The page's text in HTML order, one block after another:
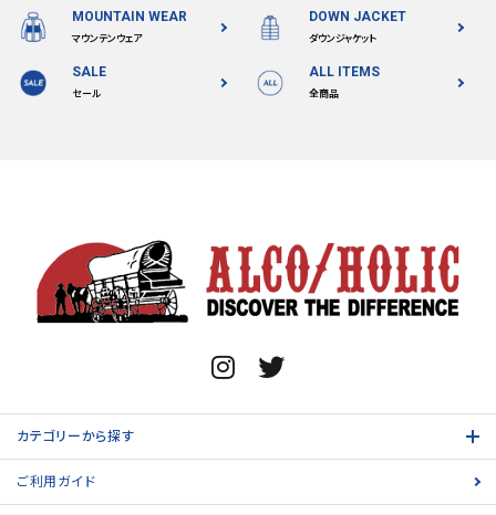
MOUNTAIN WEAR
マウンテンウェア
DOWN JACKET
ダウンジャケット
SALE
セール
ALL ITEMS
全商品
カテゴリーから探す
ご利用ガイド